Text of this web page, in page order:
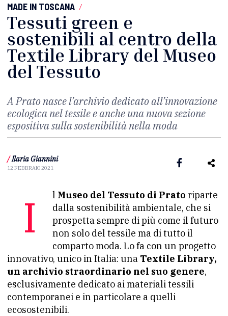
MADE IN TOSCANA /
Tessuti green e
sostenibili al centro della
Textile Library del Museo
del Tessuto
A Prato nasce l’archivio dedicato all’innovazione
ecologica nel tessile e anche una nuova sezione
espositiva sulla sostenibilità nella moda
/ Ilaria Giannini
12 FEBBRAIO 2021
Il Museo del Tessuto di Prato riparte
dalla sostenibilità ambientale, che si
prospetta sempre di più come il futuro
non solo del tessile ma di tutto il
comparto moda. Lo fa con un progetto
innovativo, unico in Italia: una Textile Library,
un archivio straordinario nel suo genere,
esclusivamente dedicato ai materiali tessili
contemporanei e in particolare a quelli
ecosostenibili.